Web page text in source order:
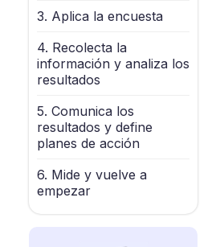
3. Aplica la encuesta
4. Recolecta la
información y analiza los
resultados
5. Comunica los
resultados y define
planes de acción
6. Mide y vuelve a
empezar